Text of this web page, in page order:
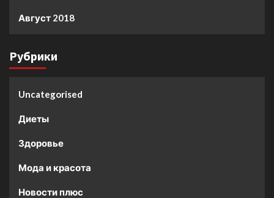
Август 2018
Рубрики
Uncategorised
Диеты
Здоровье
Мода и красота
Новости плюс